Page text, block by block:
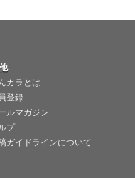
カラとは
登録
ルマガジン
プ
ガイドラインについて